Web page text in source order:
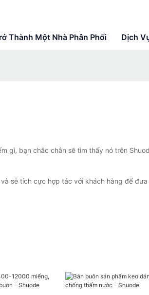
Thành Một Nhà Phân Phối Dịch
gì, bạn chắc chắn sẽ tìm thấy nó trên
sẽ tích cực hợp tác với khách hàng để đưa